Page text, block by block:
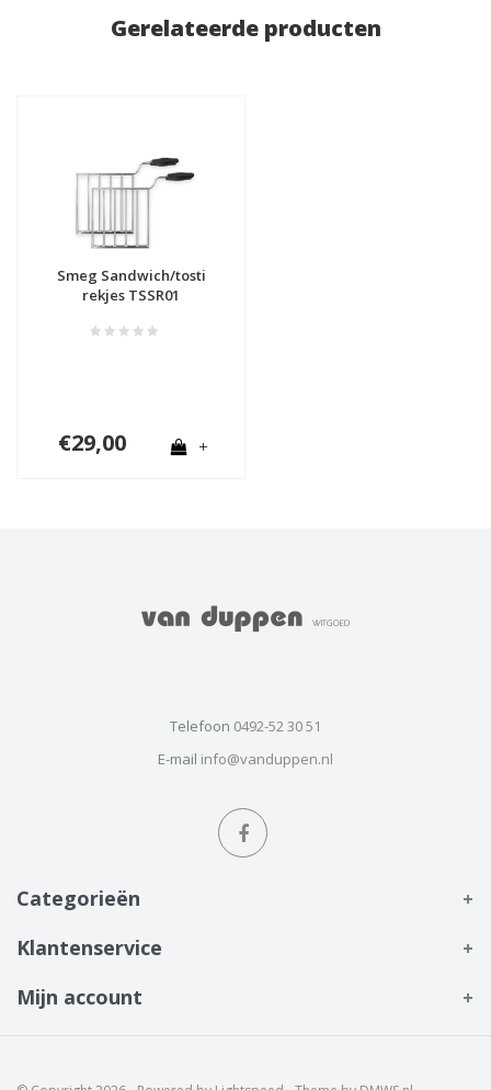
Gerelateerde producten
Smeg Sandwich/tosti
rekjes TSSR01
€29,00 +
Telefoon 0492-52 30 51
E-mail info@vanduppen.nl
Categorieën
Klantenservice
Mijn account